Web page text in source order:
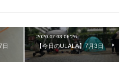
日
2020.07.03 06:26
【今日のULALA】7月3日